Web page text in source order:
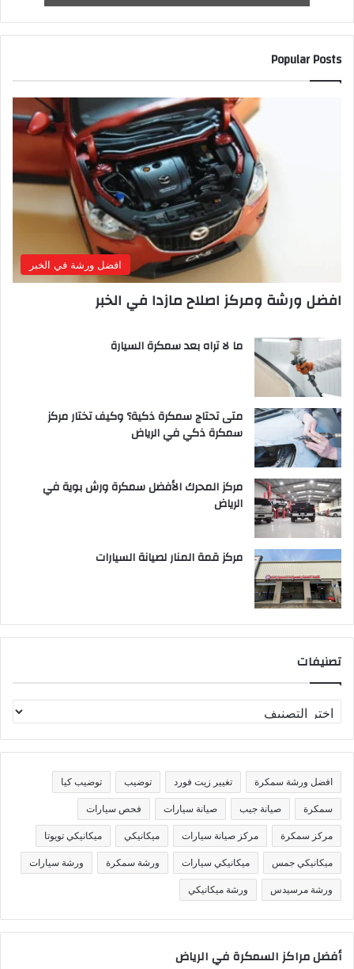
Popular Posts
افضل ورشة في الخبر
افضل ورشة ومركز اصلاح مازدا في الخبر
ما لا تراه بعد سمكرة السيارة
متى تحتاج سمكرة ذكية؟ وكيف تختار مركز
سمكرة ذكي في الرياض
مركز المحرك الأفضل سمكرة ورش بوية في
الرياض
مركز قمة المنار لصيانة السيارات
تصنيفات
ص
ن
ف
ا
افضل ورشة سمكرة تغيير زيت فورد توضيب توضيب كيا
سمكرة صيانة جيب صيانة سيارات فحص سيارات
مركز سمكرة مركز صيانة سيارات ميكانيكي ميكانيكي تويوتا
ميكانيكي جمس ميكانيكي سيارات ورشة سمكرة ورشة سيارات
ورشة مرسيدس ورشة ميكانيكي
أفضل مراكز السمكرة في الرياض